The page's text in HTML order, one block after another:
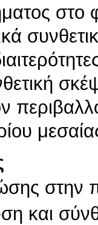
στο
στην
και